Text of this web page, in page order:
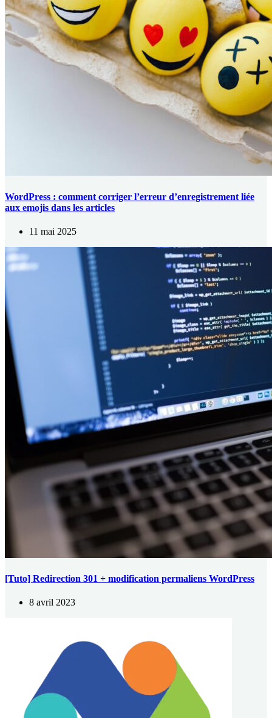
WordPress : comment corriger l’erreur d’enregistrement liée
aux emojis dans les articles
11 mai 2025
[Tuto] Redirection 301 + modification permaliens WordPress
8 avril 2023